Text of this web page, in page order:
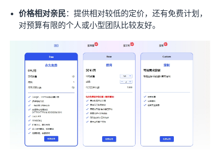
价格相对亲民：提供相对较低的定价，还有免费计划，
对预算有限的个人或小型团队比较友好。